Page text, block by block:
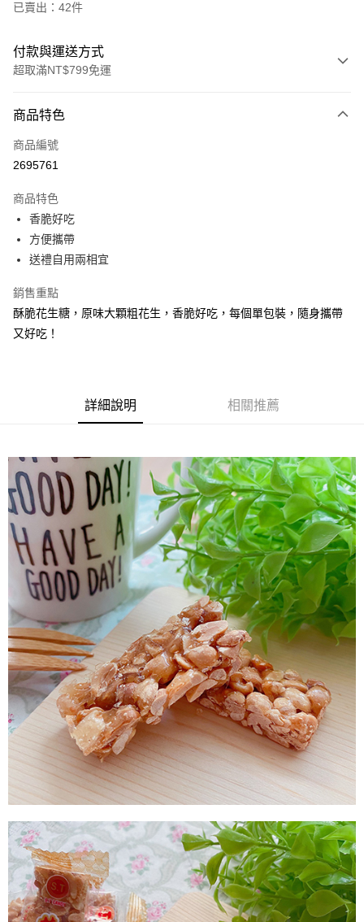
已賣出：42件
付款與運送方式
超取滿NT$799免運
信用卡一次付款
超商取貨付款
Apple Pay
街口支付
Google Pay
全盈+PAY
付款後全家取貨
每筆NT$60，滿NT$799(含以上)免運費
7-11取貨付款
每筆NT$60，滿NT$799(含以上)免運費
付款後7-11取貨
每筆NT$60，滿NT$799(含以上)免運費
宅配到家
每筆NT$150，滿NT$1,399(含以上)免運費
澎湖金門馬祖宅配到家
每筆NT$250
付款後門市自取
免運費
商品特色
商品編號
2695761
商品特色
香脆好吃
方便攜帶
送禮自用兩相宜
銷售重點
酥脆花生糖，原味大顆粗花生，香脆好吃，每個單包裝，隨身攜帶
又好吃！
詳細說明 相關推薦